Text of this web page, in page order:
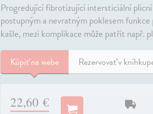
Progredující fibrotizující intersticiální plicní
postupným a nevratným poklesem
kašle, mezi komplikace může patřit např.
Kúpiťna webe Rezervovať v
22,60 €